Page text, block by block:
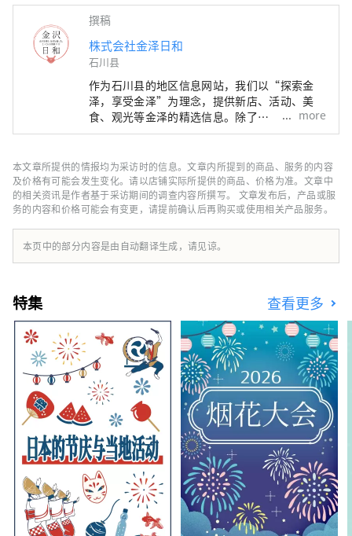
撰稿
株式会社金泽日和
石川县
作为石川县的地区信息网站，我们以“探索金
泽，享受金泽”为理念，提供新店、活动、美
食、观光等金泽的精选信息。除了
“SmartNews”、“goo news”等日本国内媒
等海外媒体合作，向世界广泛传播石川县的魅
力。
more
本文章所提供的情报均为采访时的信息。文章内所提到的商品、服务的内容
及价格有可能会发生变化。请以店铺实际所提供的商品、价格为准。文章中
的相关资讯是作者基于采访期间的调查内容所撰写。 文章发布后，产品或服
务的内容和价格可能会有变更，请提前确认后再购买或使用相关产品服务。
本页中的部分内容是由自动翻译生成，请见谅。
特集 查看更多